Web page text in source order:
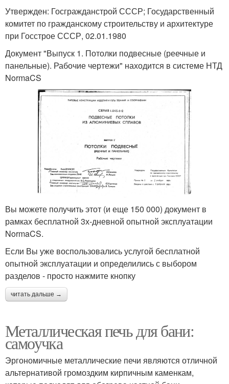
Утвержден: Госгражданстрой СССР; Государственный
комитет по гражданскому строительству и архитектуре
при Госстрое СССР, 02.01.1980
Документ "Выпуск 1. Потолки подвесные (реечные и
панельные). Рабочие чертежи" находится в системе НТД
NormaCS
Вы можете получить этот (и еще 150 000) документ в
рамках бесплатной 3х-дневной опытной эксплуатации
NormaCS.
Если Вы уже воспользовались услугой бесплатной
опытной эксплуатации и определились с выбором
разделов - просто нажмите кнопку
читать дальше →
Металлическая печь для бани:
самоучка
Эргономичные металлические печи являются отличной
альтернативой громоздким кирпичным каменкам,